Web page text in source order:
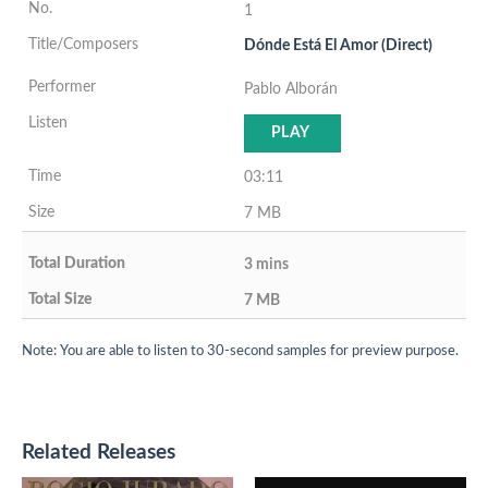
1
Dónde Está El Amor (Direct)
Pablo Alborán
PLAY
03:11
7 MB
3 mins
7 MB
Note: You are able to listen to 30-second samples for preview purpose.
Related Releases